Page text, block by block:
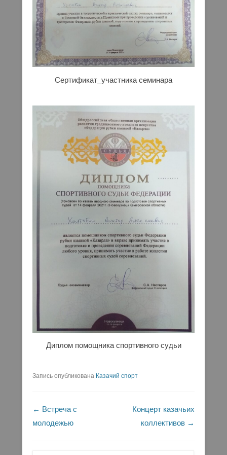
Сертификат_участника семинара
Диплом помощника спортивного судьи
Запись опубликована Казачий спорт
Навигация по записям
← Встреча с
молодежью
Концерт казачьих
коллективов →